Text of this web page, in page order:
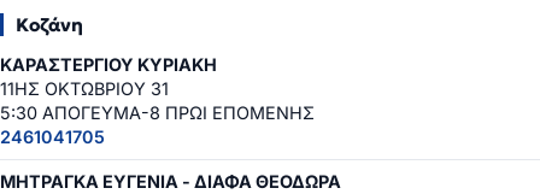
Κοζάνη
ΚΑΡΑΣΤΕΡΓΙΟΥ ΚΥΡΙΑΚΗ
11ΗΣ ΟΚΤΩΒΡΙΟΥ 31
5:30 ΑΠΟΓΕΥΜΑ-8 ΠΡΩΙ ΕΠΟΜΕΝΗΣ
2461041705
ΜΗΤΡΑΓΚΑ ΕΥΓΕΝΙΑ - ΔΙΑΦΑ ΘΕΟΔΩΡΑ